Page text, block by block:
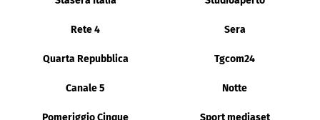
Rete 4 Sera
Quarta Repubblica Tgcom24
Canale 5 Notte
Pomeriggio Cinque Sport mediaset